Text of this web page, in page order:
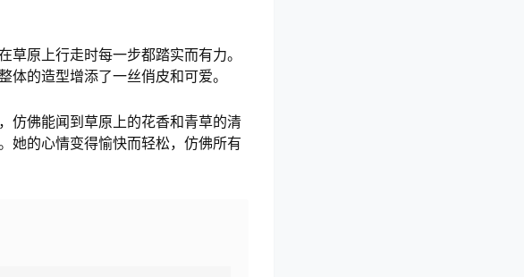
原上行走时每一步都踏实而有力。
的造型增添了一丝俏皮和可爱。
仿佛能闻到草原上的花香和青草的清
她的心情变得愉快而轻松，仿佛所有